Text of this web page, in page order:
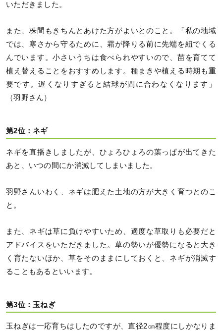
いただきました。
また、株間もきちんとあけた方がよいとのこと。「私の地域
では、寒さから守るために、霜が降りる前に先端を紐でくる
んでいます。小さいうちは食べられやすいので、苗を育てて
植え替えることをおすすめします。種まきや植える時期も重
要です。遅くなりすぎると結球が間に合わなくなります」
（羽野さん）
第2位：ネギ
ネギを直播きしましたが、ひょろひょろの葉っぱが出てきた
あと、いつの間にか消滅してしまいました。
羽野さんいわく、ネギは肥えた土地の方が大きく育つとのこ
と。
また、ネギは草に負けやすいため、適度な草取りも必要だと
アドバイスをいただきました。草の勢いが優勢になると大き
く育たないほか、草をそのままにしておくと、ネギが消滅す
ることもあるといいます。
第3位：玉ねぎ
玉ねぎは一応育ちはしたのですが、直径2㎝程度にしかなりま